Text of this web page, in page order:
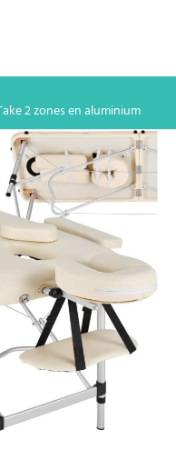
2 zones en aluminium